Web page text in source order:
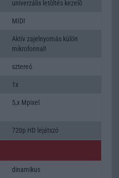
univerzális letöltés kezelõ
MIDI
Aktív zajelnyomás külön
mikrofonnal!
sztereó
1x
5,x Mpixel
720p HD lejátszó
dinamikus